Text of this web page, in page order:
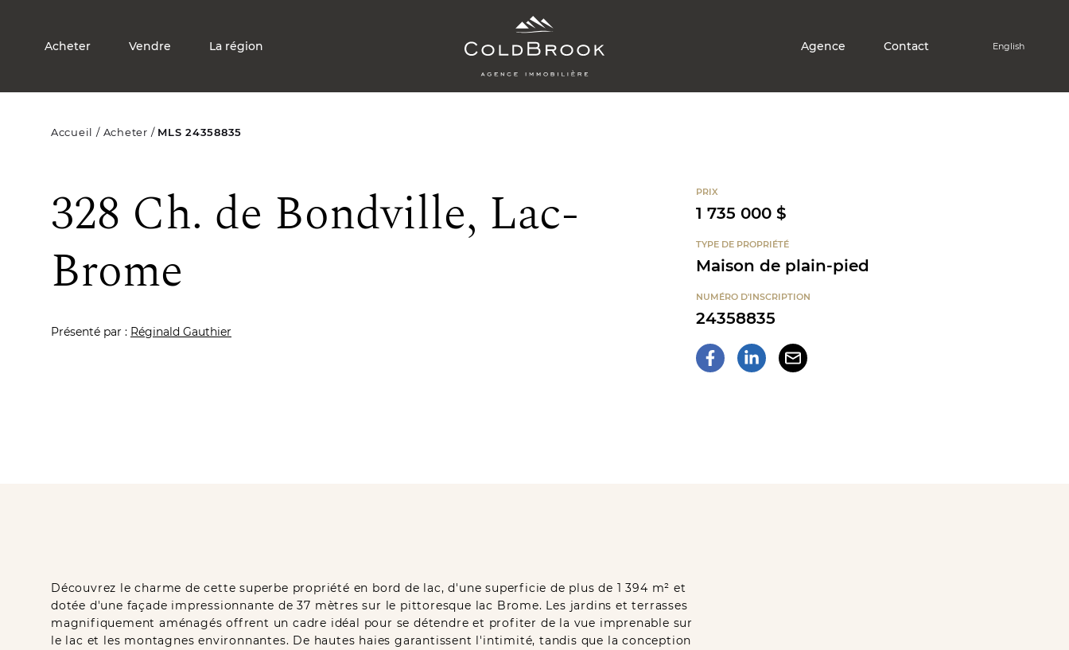
Acheter Vendre La région Agence Contact English
Accueil Acheter MLS 24358835
328 Ch. de Bondville, Lac-
Brome
Présenté par : Réginald Gauthier
PRIX
1 735 000 $
TYPE DE PROPRIÉTÉ
Maison de plain-pied
NUMÉRO D'INSCRIPTION
24358835
Découvrez le charme de cette superbe propriété en bord de lac, d'une superficie de plus de 1 394 m² et
dotée d'une façade impressionnante de 37 mètres sur le pittoresque lac Brome. Les jardins et terrasses
magnifiquement aménagés offrent un cadre idéal pour se détendre et profiter de la vue imprenable sur
le lac et les montagnes environnantes. De hautes haies garantissent l'intimité, tandis que la conception